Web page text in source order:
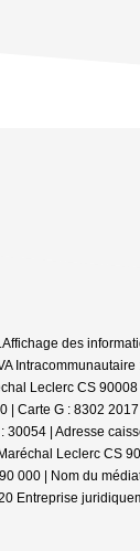
Affichage des
Leclerc CS
Carte G : 8302
| Adresse
Leclerc CS
000 | Nom du
Entreprise